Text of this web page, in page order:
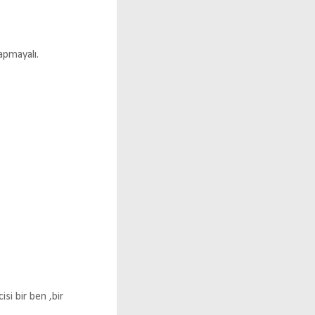
bir ben ,bir